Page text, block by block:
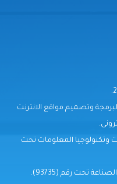
وتصميم مواقع الانترنت
وتكنولوجيا المعلومات تحت
تحت رقم (93735).